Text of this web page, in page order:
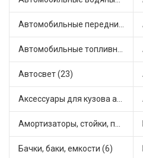
Автомобильные передние фары (7)
Автомобильные топливные насосы (33)
Автосвет (23)
Аксессуары для кузова автомобиля (3)
Амортизаторы, стойки, подушки стоек (49)
Бачки, баки, емкости (6)